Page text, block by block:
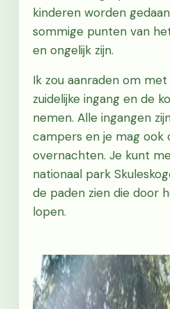
kinderen worden
sommige punten van
en ongelijk zijn.
Ik zou aanraden om
zuidelijke ingang en de
nemen. Alle ingangen
campers en je mag ook
overnachten. Je kunt
nationaal park
de paden zien die door
lopen.